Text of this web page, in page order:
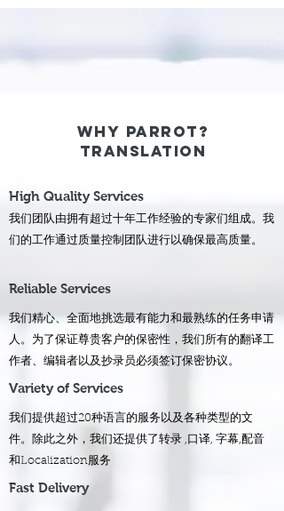
?WHY PARROT
TRANSLATION
High Quality Services
我们团队由拥有超过十年工作经验的专家们组成。我
们的工作通过质量控制团队进行以确保最高质量。
Reliable Services
我们精心、全面地挑选最有能力和最熟练的任务申请
人。为了保证尊贵客户的保密性，我们所有的翻译工
作者、编辑者以及抄录员必须签订保密协议。
Variety of Services
我们提供超过20种语言的服务以及各种类型的文
件。除此之外，我们还提供了转录 ,口译, 字幕,配音
和Localization服务
Fast Delivery